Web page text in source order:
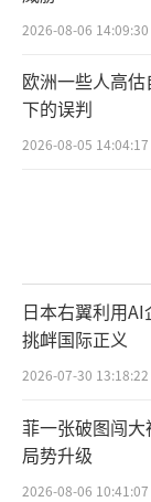
2026-08-06 14:09:30
欧洲一些人高
下的误判
2026-08-05 14:04:17
日本右翼利用
挑衅国际正义
2026-07-30 13:18:22
菲一张破图闯
局势升级
2026-08-06 10:41:07